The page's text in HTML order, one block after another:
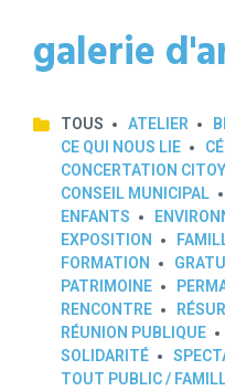
galerie
TOUS ATELIER
CE QUI NOUS LIE
CONCERTATION
CONSEIL MUNICIPAL
ENFANTS
EXPOSITION
FORMATION
PATRIMOINE
RENCONTRE
RÉUNION PUBLIQUE
SOLIDARITÉ
TOUT PUBLIC /